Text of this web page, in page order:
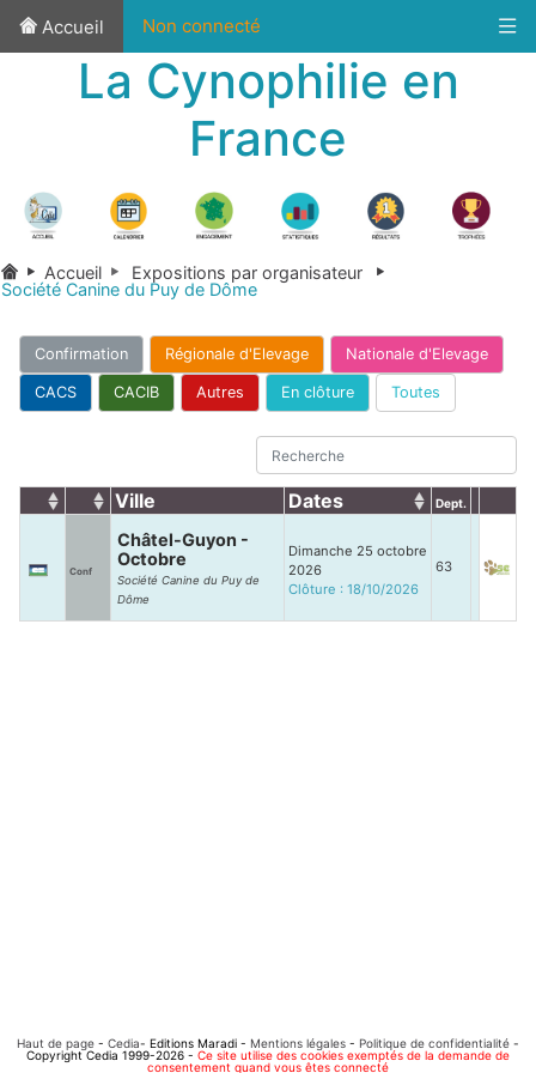
Accueil Non connecté
La Cynophilie en
France
Accueil
Expositions par organisateur
Société Canine du Puy de Dôme
Confirmation Régionale d'Elevage Nationale d'Elevage
CACS CACIB Autres En clôture Toutes
Ville Dates Dept.
Conf
Châtel-Guyon -
Octobre
Société Canine du Puy de
Dôme
Dimanche 25 octobre
2026
Clôture : 18/10/2026
63
Haut de page - Cedia- Editions Maradi - Mentions légales - Politique de confidentialité -
Copyright Cedia 1999-2026 - Ce site utilise des cookies exemptés de la demande de
consentement quand vous êtes connecté